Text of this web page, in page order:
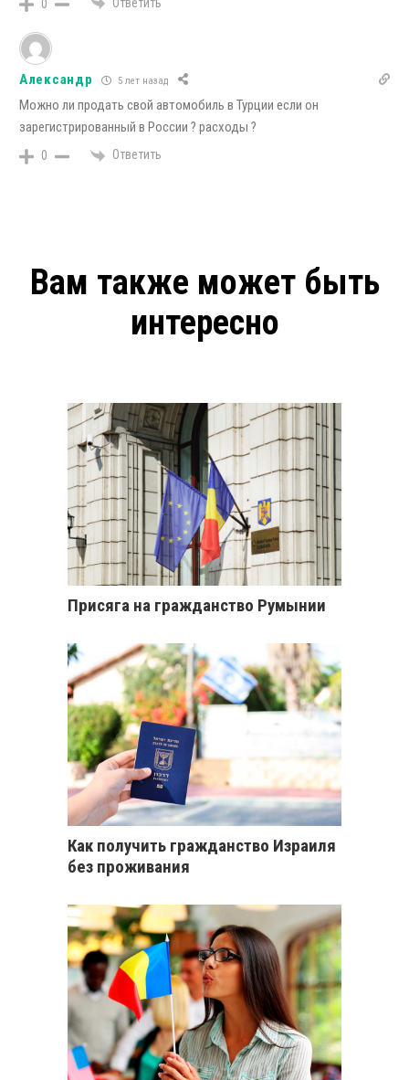
0
Александр 5 лет назад
Можно ли продать свой автомобиль в Турции если он
зарегистрированный в России ? расходы ?
0 Ответить
Вам также может быть
интересно
Присяга на гражданство Румынии
Как получить гражданство Израиля
без проживания